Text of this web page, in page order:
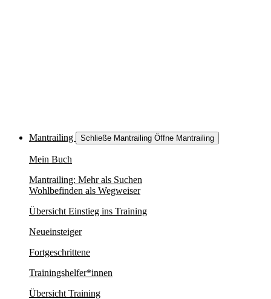
Mantrailing Schließe Mantrailing Öffne Mantrailing
Mein Buch
Mantrailing: Mehr als Suchen
Wohlbefinden als Wegweiser
Übersicht Einstieg ins Training
Neueinsteiger
Fortgeschrittene
Trainingshelfer*innen
Übersicht Training